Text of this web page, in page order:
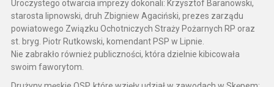
Uroczystego otwarcia imprezy dokonali: Krzysztof Baranowski,
starosta lipnowski, druh Zbigniew Agaciński, prezes zarządu
powiatowego Związku Ochotniczych Straży Pożarnych RP oraz
st. bryg. Piotr Rutkowski, komendant PSP w Lipnie.
Nie zabrakło również publiczności, która dzielnie kibicowała
swoim faworytom.